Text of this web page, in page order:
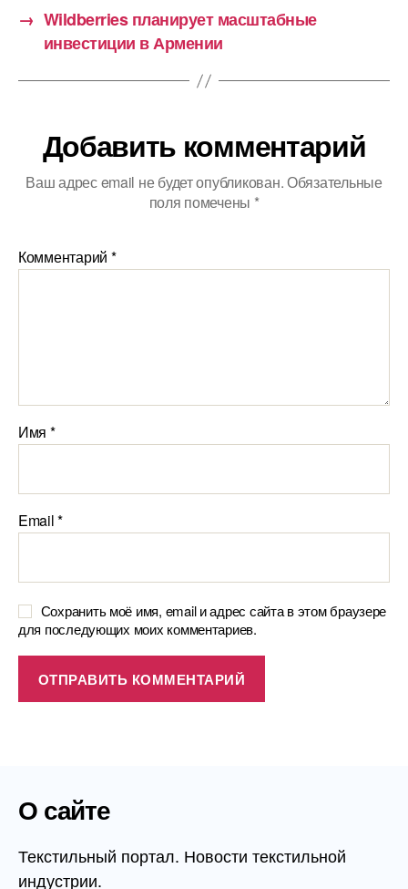
→ Wildberries планирует масштабные
инвестиции в Армении
Добавить комментарий
Ваш адрес email не будет опубликован.Обязательные
поля помечены *
Комментарий *
Имя *
Email*
Сохранить моё имя, email и адрес сайта в этом браузере
для последующих моих комментариев.
О сайте
Текстильный портал. Новости текстильной
индустрии.